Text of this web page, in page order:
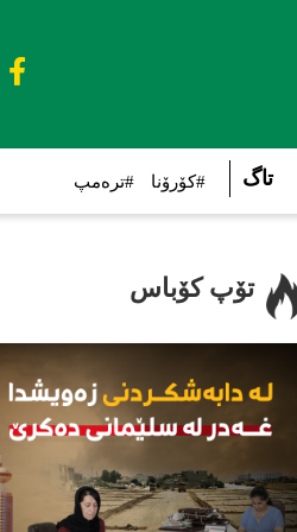
تاگ #کۆرۆنا #ترەمپ
تۆپ کۆباس